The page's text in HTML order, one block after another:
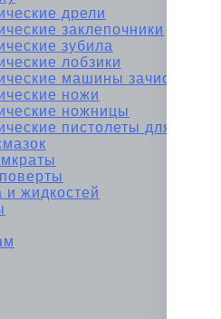
дрели
заклепочники
зубила
лобзики
машины зачистные
ножи
ножницы
пистолеты для
жидкостей